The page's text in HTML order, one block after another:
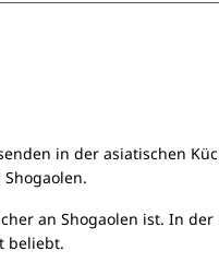
in der asiatischen
an Shogaolen ist. In
beliebt.